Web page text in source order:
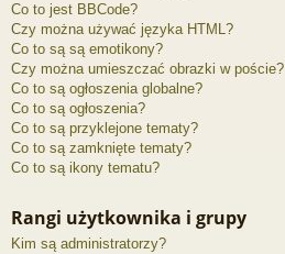
Co to jest BBCode?
Czy można używać języka HTML?
Co to są są emotikony?
Czy można umieszczać obrazki w poście?
Co to są ogłoszenia globalne?
Co to są ogłoszenia?
Co to są przyklejone tematy?
Co to są zamknięte tematy?
Co to są ikony tematu?
Rangi użytkownika i grupy
Kim są administratorzy?